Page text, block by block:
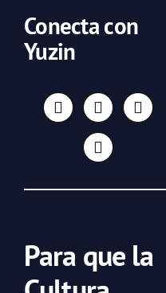
Conecta con
Yuzin
Para que la